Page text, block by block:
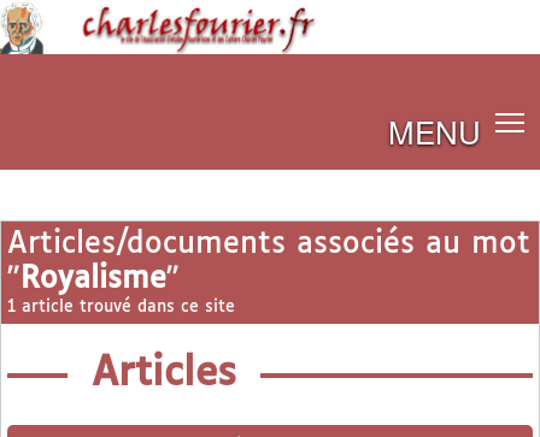
MENU
Articles/documents associés au mot
" Royalisme"
1 article trouvé dans ce site
Articles